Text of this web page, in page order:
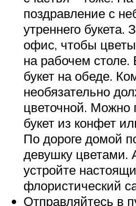
поздравление с
утреннего букета.
офис, чтобы
на рабочем столе.
букет на обеде.
необязательно
цветочной. Можно
букет из конфет
По дороге домой
девушку цветами.
устройте
флористический
Отправляйтесь в